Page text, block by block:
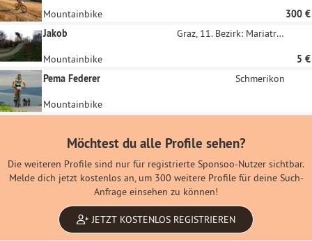
Mountainbike
300 €
Jakob
Graz, 11. Bezirk: Mariatrost
Mountainbike
5 €
Pema Federer
Schmerikon
Mountainbike
Möchtest du alle Profile sehen?
Die weiteren Profile sind nur für registrierte Sponsoo-Nutzer sichtbar.
Melde dich jetzt kostenlos an, um 300 weitere Profile für deine Such-
Anfrage einsehen zu können!
JETZT KOSTENLOS REGISTRIEREN